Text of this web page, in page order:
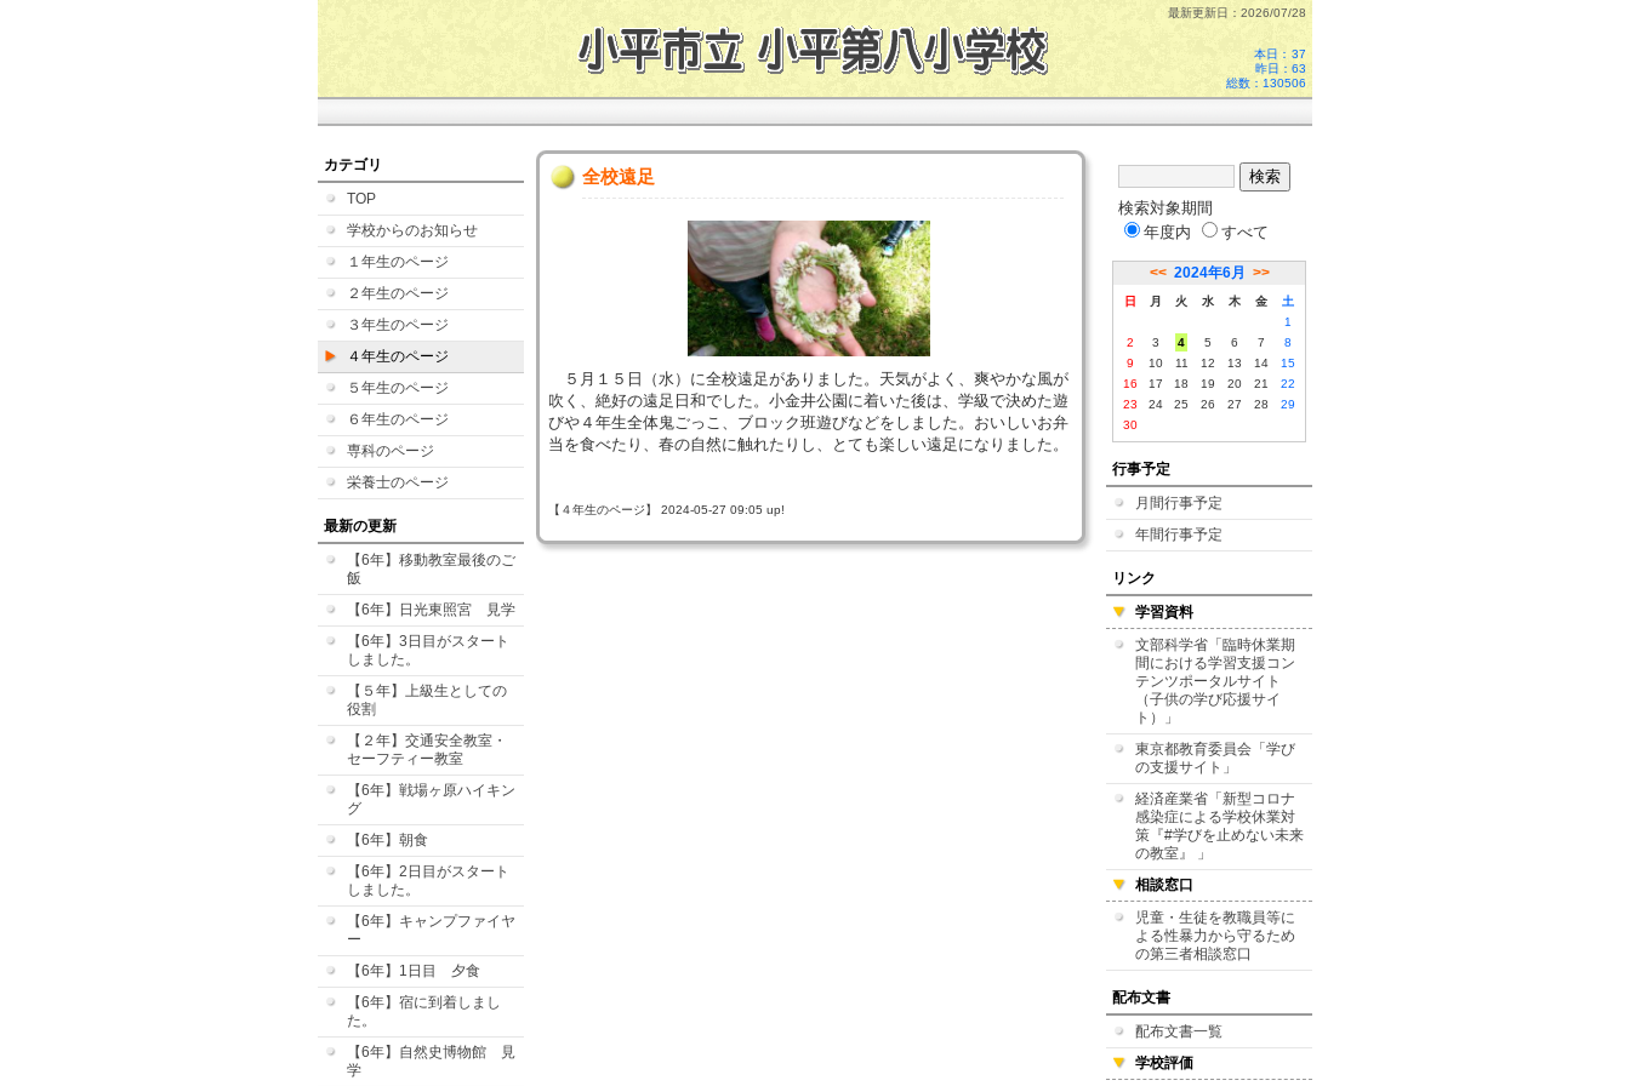
最新更新日：2026/07/28
本日： 37
昨日：63
総数：130506
カテゴリ
TOP
学校からのお知らせ
１年生のページ
２年生のページ
３年生のページ
４年生のページ
５年生のページ
６年生のページ
専科のページ
栄養士のページ
最新の更新
【6年】移動教室最後のご
飯
【6年】日光東照宮 見学
【6年】3日目がスタート
しました。
【５年】上級生としての
役割
【２年】交通安全教室・
セーフティー教室
【6年】戦場ヶ原ハイキン
グ
【6年】朝食
【6年】2日目がスタート
しました。
【6年】キャンプファイヤ
ー
【6年】1日目 夕食
【6年】宿に到着しまし
た。
【6年】自然史博物館 見
学
全校遠足
５月１５日（水）に全校遠足がありました。天気がよく、爽やかな風が
吹く、絶好の遠足日和でした。小金井公園に着いた後は、学級で決めた遊
びや４年生全体鬼ごっこ、ブロック班遊びなどをしました。おいしいお弁
当を食べたり、春の自然に触れたりし、とても楽しい遠足になりました。
【４年生のページ】 2024-05-27 09:05 up!
検索対象期間
年度内
すべて
<< 2024年6月 >>
日 月 火 水 木 金
土
1
2
3 4 5 6 7
8
9
10 11 12 13 14
15
16
17 18 19 20 21
22
23
24 25 26 27 28
29
30
行事予定
月間行事予定
年間行事予定
リンク
学習資料
文部科学省「臨時休業期
間における学習支援コン
テンツポータルサイト
（子供の学び応援サイ
ト）」
東京都教育委員会「学び
の支援サイト」
経済産業省「新型コロナ
感染症による学校休業対
策『#学びを止めない未来
の教室』 」
相談窓口
児童・生徒を教職員等に
よる性暴力から守るため
の第三者相談窓口
配布文書
配布文書一覧
学校評価